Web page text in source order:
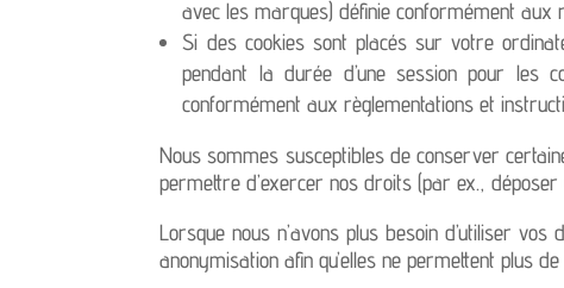
avec les marques) définie conformément aux
Si des cookies sont placés sur votre
pendant la durée d’une session pour les
conformément aux règlementations et
Nous sommes susceptibles de conserver
permettre d’exercer nos droits (par ex.,
Lorsque nous n’avons plus besoin d’utiliser
anonymisation afin qu’elles ne permettent plus